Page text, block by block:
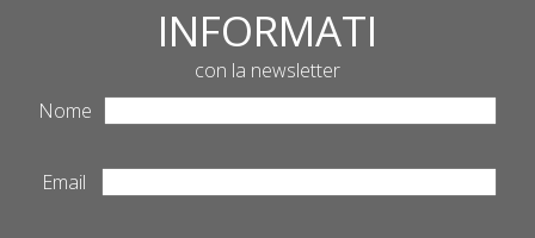
INFORMATI
con la newsletter
Nome
Email